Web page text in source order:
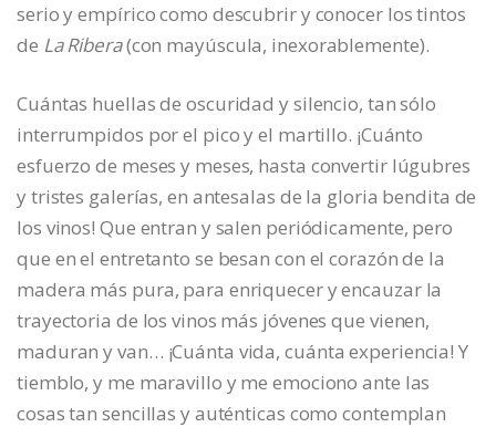
serio y empírico como descubrir y conocer los tintos
de La Ribera(con mayúscula, inexorablemente).
Cuántas huellas de oscuridad y silencio, tan sólo
interrumpidos por el pico y el martillo. ¡Cuánto
esfuerzo de meses y meses, hasta convertir lúgubres
y tristes galerías, en antesalas de la gloria bendita de
los vinos! Que entran y salen periódicamente, pero
que en el entretanto se besan con el corazón de la
madera más pura, para enriquecer y encauzar la
trayectoria de los vinos más jóvenes que vienen,
maduran y van… ¡Cuánta vida, cuánta experiencia! Y
tiemblo, y me maravillo y me emociono ante las
cosas tan sencillas y auténticas como contemplan